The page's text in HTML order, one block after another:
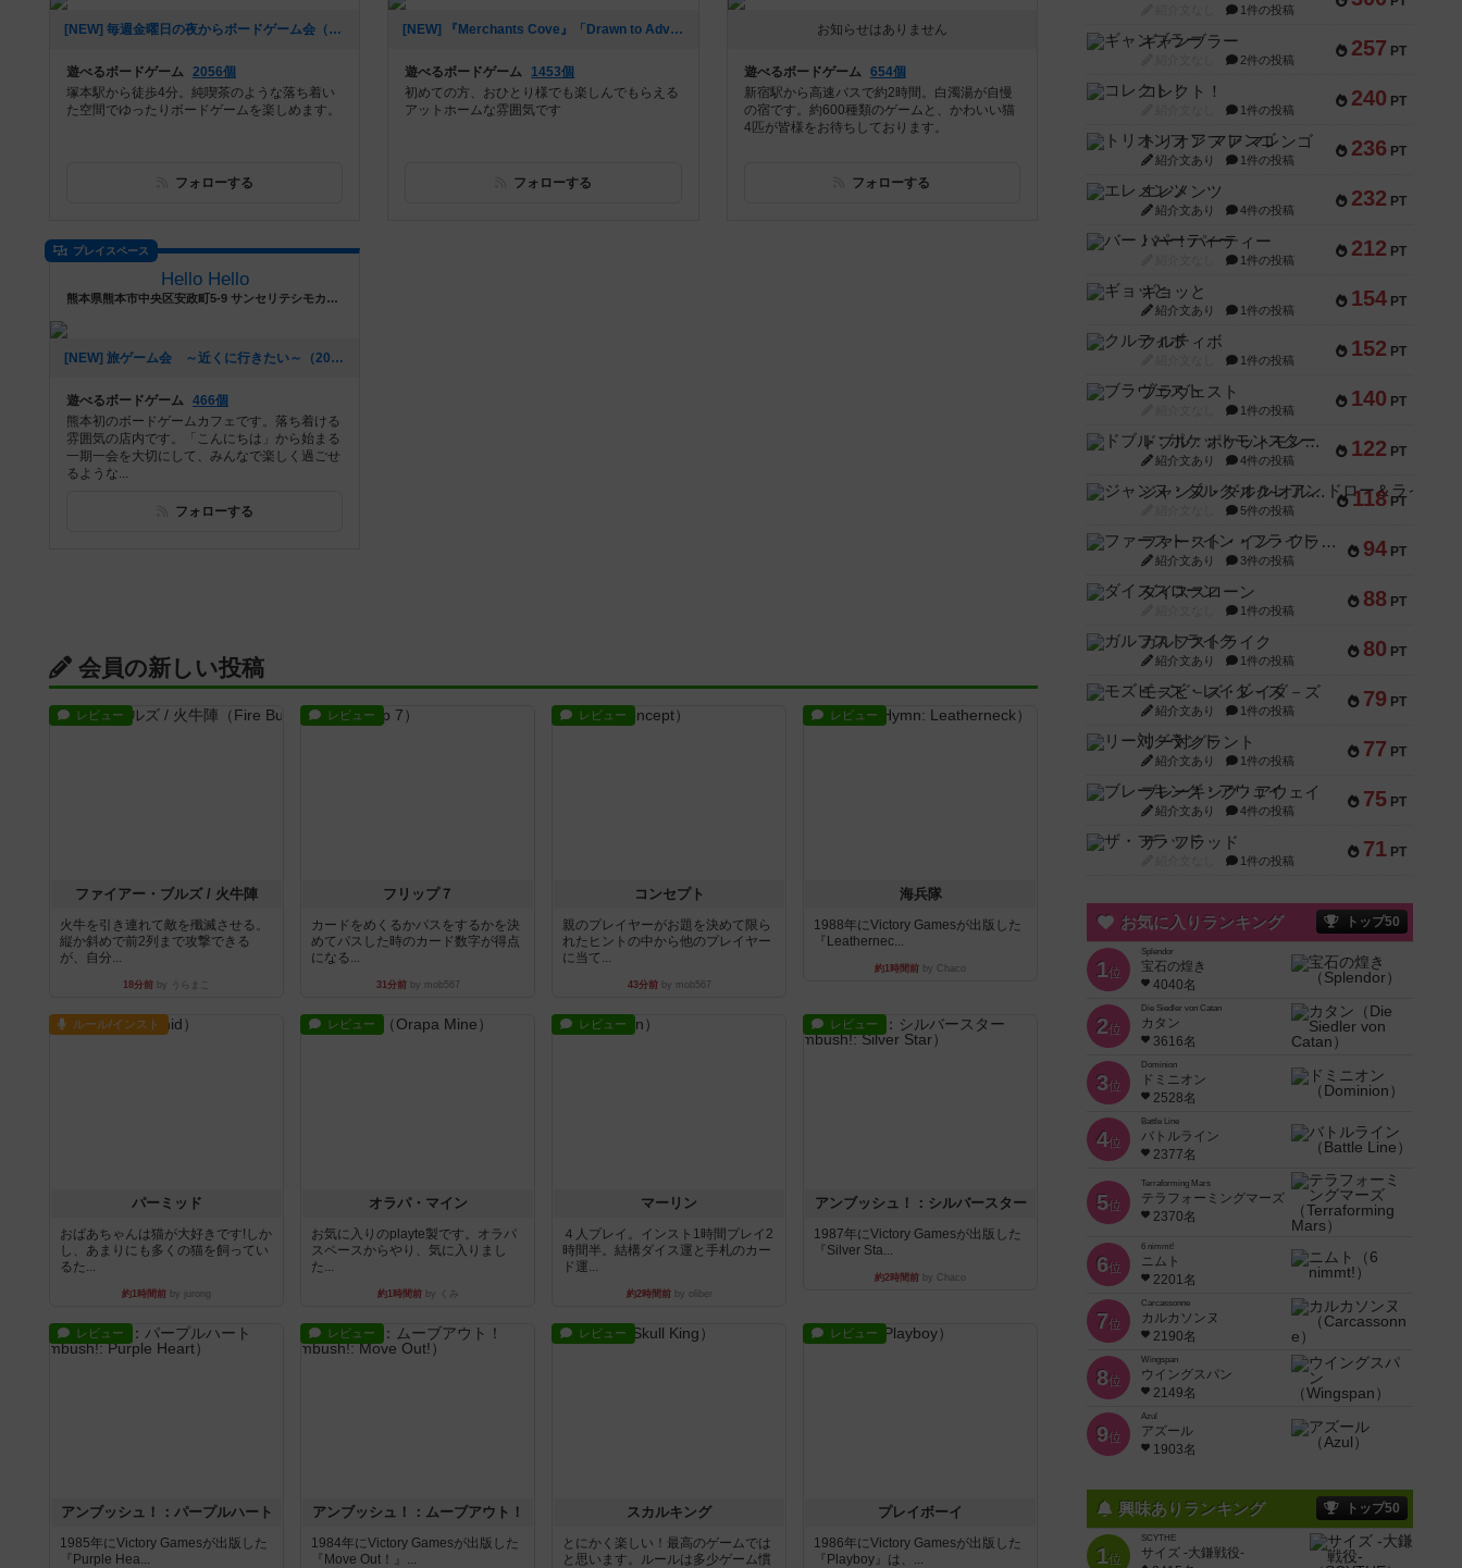
[NEW] 毎週金曜日の夜からボードゲーム会（2022年06月12日 10時55分）
遊べるボードゲーム 2056個
塚本駅から徒歩4分。純喫茶のような落ち着い
た空間でゆったりボードゲームを楽しめます。
フォローする
[NEW] 『Merchants Cove』「Drawn to Adventure」概要説明動画アップしました。（2021年06月09日 16時06分）
遊べるボードゲーム
1453個
初めての方、おひとり様でも楽しんでもらえる
アットホームな雰囲気です
フォローする
お知らせはありません
遊べるボードゲーム 654個
新宿駅から高速バスで約2時間。白濁湯が自慢
の宿です。約600種類のゲームと、かわいい猫
4匹が皆様をお待ちしております。
フォローする
プレイスペース
Hello Hello
熊本県熊本市中央区安政町5-9 サンセリテシモカワビル5階B号
[NEW] 旅ゲーム会 ～近くに行きたい～（2019年03月04日 21時53分）
遊べるボードゲーム 466個
熊本初のボードゲームカフェです。落ち着ける
雰囲気の店内です。「こんにちは」から始まる
一期一会を大切にして、みんなで楽しく過ごせ
るような...
フォローする
会員の新しい投稿
レビュー
ファイアー・ブルズ / 火牛陣
火牛を引き連れて敵を殲滅させる。
縦か斜めで前2列まで攻撃できる
が、自分...
18分前 by うらまこ
レビュー
フリップ７
カードをめくるかパスをするかを決
めてパスした時のカード数字が得点
になる...
31分前by mob567
レビュー
コンセプト
親のプレイヤーがお題を決めて限ら
れたヒントの中から他のプレイヤー
に当て...
43分前by mob567
レビュー
海兵隊
1988年にVictory Gamesが出版した
『Leathernec...
約1時間前 by Chaco
ルール/インスト
パーミッド
おばあちゃんは猫が大好きです!しか
し、あまりにも多くの猫を飼ってい
るた...
約1時間前 by jurong
レビュー
オラパ・マイン
お気に入りのplayte製です。オラパ
スペースからやり、気に入りまし
た...
約1時間前by くみ
レビュー
マーリン
４人プレイ。インスト1時間プレイ2
時間半。結構ダイス運と手札のカー
ド運...
約2時間前by oliber
レビュー
アンブッシュ！：シルバースター
1987年にVictory Gamesが出版した
『Silver Sta...
約2時間前 by Chaco
レビュー
アンブッシュ！：パープルハート
1985年にVictory Gamesが出版した
『Purple Hea...
レビュー
アンブッシュ！：ムーブアウト！
1984年にVictory Gamesが出版した
『Move Out！』...
レビュー
スカルキング
とにかく楽しい！最高のゲームでは
と思います。ルールは多少ゲーム慣
レビュー
プレイボーイ
1986年にVictory Gamesが出版した
『Playboy』は、...
1件の投稿
257 PT
ギャンブラー
2件の投稿
240 PT
コレクト！
1件の投稿
236 PT
トリオンフ ア マレンゴ
紹介文あり 1件の投稿
232 PT
エレメンツ
紹介文あり 4件の投稿
212 PT
バー！パーティー
1件の投稿
154 PT
ギョッと
紹介文あり 1件の投稿
152 PT
クルティボ
1件の投稿
140 PT
ブラヴェスト
1件の投稿
122 PT
ドブル：ポケットモンスター
紹介文あり 4件の投稿
118 PT
ジャンヌ・ダルク-オルレアン ドロー＆ライト
5件の投稿
94 PT
ファースト・イン・フライト
紹介文あり 3件の投稿
88 PT
ダイススローン
1件の投稿
80 PT
ガルフストライク
紹介文あり 1件の投稿
79 PT
モズビ－ズ・レイダ－ズ
紹介文あり 1件の投稿
77 PT
リー対グラント
紹介文あり 1件の投稿
75 PT
ブレーキング・アウェイ
紹介文あり 4件の投稿
71 PT
ザ・フラッド
1件の投稿
お気に入りランキング トップ50
1位
Splendor
宝石の煌き
4040名
2位
Die Siedler von Catan
カタン
3616名
3位
Dominion
ドミニオン
2528名
4位
Battle Line
バトルライン
2377名
5位
Terraforming Mars
テラフォーミングマーズ
2370名
6位
6 nimmt!
ニムト
2201名
7位
Carcassonne
カルカソンヌ
2190名
8位
Wingspan
ウイングスパン
2149名
9位
Azul
アズール
1903名
興味ありランキング トップ50
1位
SCYTHE
サイズ -大鎌戦役-